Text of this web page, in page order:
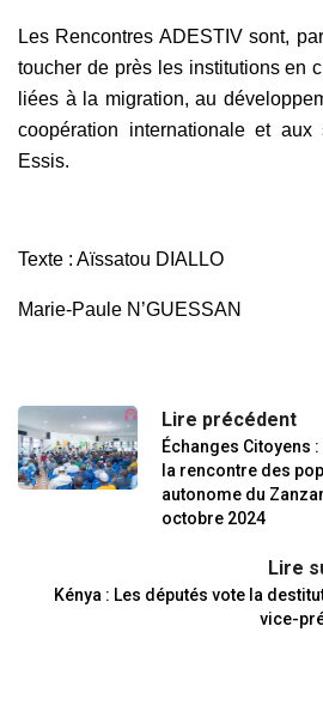
Les Rencontres ADESTIV sont,
toucher de près les institutions en
liées à la migration, au
coopération internationale et
Essis.
Texte : Aïssatou DIALLO
Marie-Paule N’GUESSAN
Lire précédent
Échanges Citoyens
la rencontre des
autonome du
octobre 2024
Lire
Kénya : Les députés vote la
vice-